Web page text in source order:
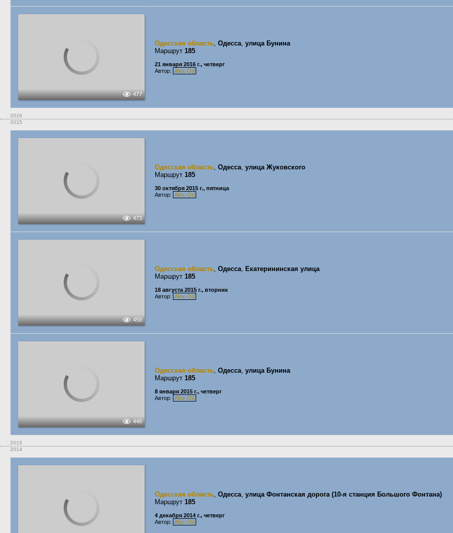
477
Одесская область, Одесса, улица Бунина
Маршрут 185
21 января 2016 г., четверг
Автор: Alex-Od
2016
2015
473
Одесская область, Одесса, улица Жуковского
Маршрут 185
30 октября 2015 г., пятница
Автор: Alex-Od
458
Одесская область, Одесса, Екатерининская улица
Маршрут 185
18 августа 2015 г., вторник
Автор: Alex-Od
446
Одесская область, Одесса, улица Бунина
Маршрут 185
8 января 2015 г., четверг
Автор: Alex-Od
2015
2014
Одесская область, Одесса, улица Фонтанская дорога (10-я станция Большого Фонтана)
Маршрут 185
4 декабря 2014 г., четверг
Автор: Alex-Od